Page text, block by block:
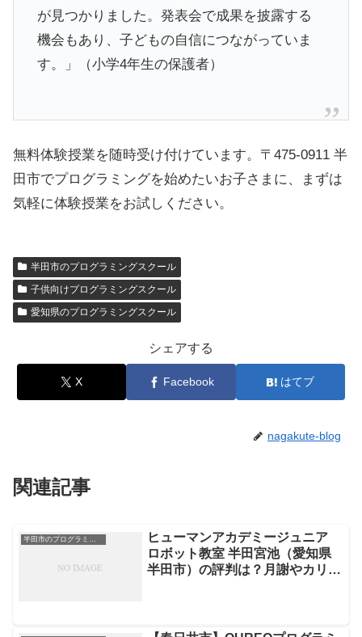
が見つかりました。発表会で成果を披露する
機会もあり、子どもの自信につながっていま
す。」（小学4年生の保護者）
無料体験授業を随時受け付けています。〒475-0911 半
田市でプログラミングを始めたいお子さまに、まずは
気軽に体験授業をお試しください。
半田市のプログラミングスクール
子供向けプログラミングスクール
愛知県のプログラミングスクール
シェアする
X Facebook はてブ
nagakute-blog
関連記事
半田市のプログラミングスクール
ヒューマンアカデミージュニア
ロボット教室 半田宮池（愛知県
半田市）の評判は？月謝やカリキ